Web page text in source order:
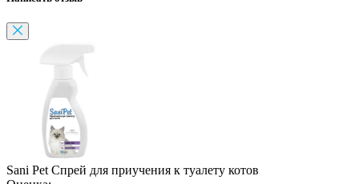
Sani Pet Спрей для приучения к туалету котов